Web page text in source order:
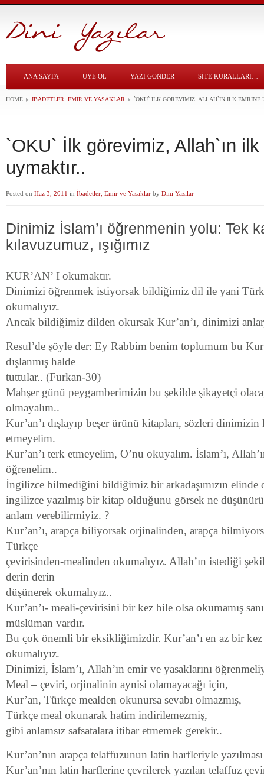
ANA SAYFA ÜYE OL YAZI GÖNDER SITE KURALLARI…
HOME İBADETLER, EMIR VE YASAKLAR `OKU` İLK GÖREVIMIZ, ALLAH`IN ILK EMRINE
`OKU` İlk görevimiz, Allah`ın
uymaktır..
Posted on Haz 3, 2011 in İbadetler, Emir ve Yasaklar by Dini Yazilar
Dinimiz İslam’ı öğrenmenin yolu: Tek
kılavuzumuz, ışığımız
KUR’AN’ I okumaktır.
Dinimizi öğrenmek istiyorsak bildiğimiz dil ile yani
okumalıyız.
Ancak bildiğimiz dilden okursak Kur’an’ı, dinimizi
Resul’de şöyle der: Ey Rabbim benim toplumum bu
dışlanmış halde
tuttular.. (Furkan-30)
Mahşer günü peygamberimizin bu şekilde şikayetçi
olmayalım..
Kur’an’ı dışlayıp beşer ürünü kitapları, sözleri dinimizin
etmeyelim.
Kur’an’ı terk etmeyelim, O’nu okuyalım. İslam’ı,
öğrenelim..
İngilizce bilmediğini bildiğimiz bir arkadaşımızın elinde
ingilizce yazılmış bir kitap olduğunu görsek ne
anlam verebilirmiyiz. ?
Kur’an’ı, arapça biliyorsak orjinalinden, arapça
Türkçe
çevirisinden-mealinden okumalıyız. Allah’ın istediği
derin derin
düşünerek okumalıyız..
Kur’an’ı- meali-çevirisini bir kez bile olsa okumamış
müslüman vardır.
Bu çok önemli bir eksikliğimizdir. Kur’an’ı en az bir
okumalıyız.
Dinimizi, İslam’ı, Allah’ın emir ve yasaklarını
Meal – çeviri, orjinalinin aynisi olamayacağı için,
Kur’an, Türkçe mealden okunursa sevabı olmazmış,
Türkçe meal okunarak hatim indirilemezmiş,
gibi anlamsız safsatalara itibar etmemek gerekir..
Kur’an’nın arapça telaffuzunun latin harfleriyle
Kur’an’nın latin harflerine çevrilerek yazılan telaffuz